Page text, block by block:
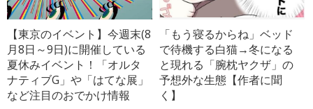
【東京のイベント】今週末(8
月8日～9日)に開催している
夏休みイベント！「オルタ
ナティブG」や「はてな展」
など注目のおでかけ情報
「もう寝るからね」ベッド
で待機する白猫→冬になる
と現れる「腕枕ヤクザ」の
予想外な生態【作者に聞
く】